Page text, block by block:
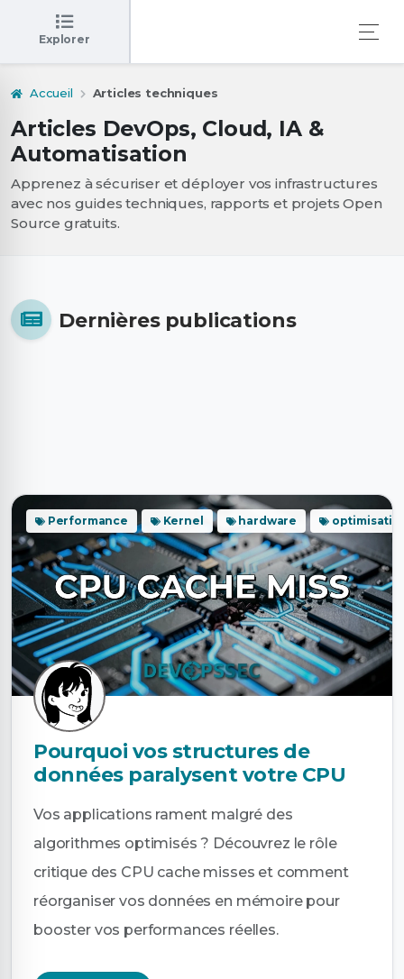
Explorer
Accueil Articles techniques
Articles DevOps, Cloud, IA &
Automatisation
Apprenez à sécuriser et déployer vos infrastructures
avec nos guides techniques, rapports et projets Open
Source gratuits.
Dernières publications
Performance Kernel hardware
Pourquoi vos structures de
données paralysent votre CPU
Vos applications rament malgré des
algorithmes optimisés ? Découvrez le rôle
critique des CPU cache misses et comment
réorganiser vos données en mémoire pour
booster vos performances réelles.